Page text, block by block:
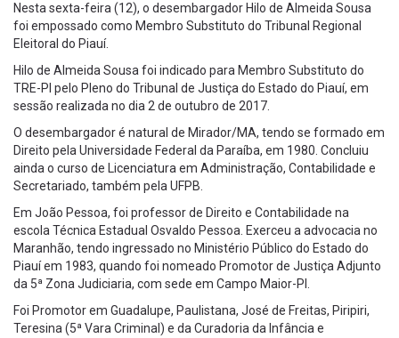
Nesta sexta-feira (12), o desembargador Hilo de Almeida Sousa
foi empossado como Membro Substituto do Tribunal Regional
Eleitoral do Piauí.
Hilo de Almeida Sousa foi indicado para Membro Substituto do
TRE-PI pelo Pleno do Tribunal de Justiça do Estado do Piauí, em
sessão realizada no dia 2 de outubro de 2017.
O desembargador é natural de Mirador/MA, tendo se formado em
Direito pela Universidade Federal da Paraíba, em 1980. Concluiu
ainda o curso de Licenciatura em Administração, Contabilidade e
Secretariado, também pela UFPB.
Em João Pessoa, foi professor de Direito e Contabilidade na
escola Técnica Estadual Osvaldo Pessoa. Exerceu a advocacia no
Maranhão, tendo ingressado no Ministério Público do Estado do
Piauí em 1983, quando foi nomeado Promotor de Justiça Adjunto
da 5ª Zona Judiciaria, com sede em Campo Maior-PI.
Foi Promotor em Guadalupe, Paulistana, José de Freitas, Piripiri,
Teresina (5ª Vara Criminal) e da Curadoria da Infância e